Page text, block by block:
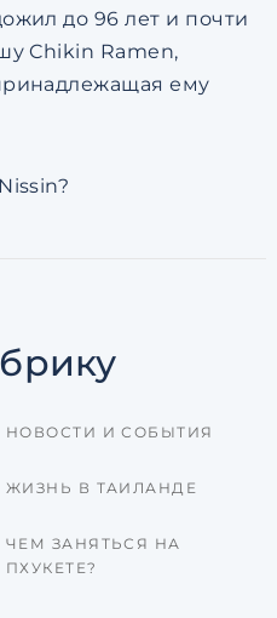
до 96 лет и почти
Chikin Ramen,
ему
НОВОСТИ И СОБЫТИЯ
ЖИЗНЬ В ТАИЛАНДЕ
ЧЕМ ЗАНЯТЬСЯ НА
ПХУКЕТЕ?